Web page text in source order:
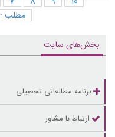
مطلب : 858
بخش‌های سایت
برنامه مطالعاتی تحصیلی
ارتباط با مشاور